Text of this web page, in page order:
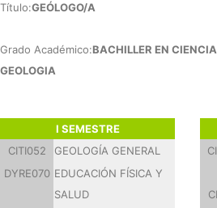
Título:GEÓLOGO/A
Grado Académico:BACHILLER EN
GEOLOGIA
I SEMESTRE
CITI052
GEOLOGÍA GENERAL
DYRE070 EDUCACIÓN FÍSICA Y
SALUD